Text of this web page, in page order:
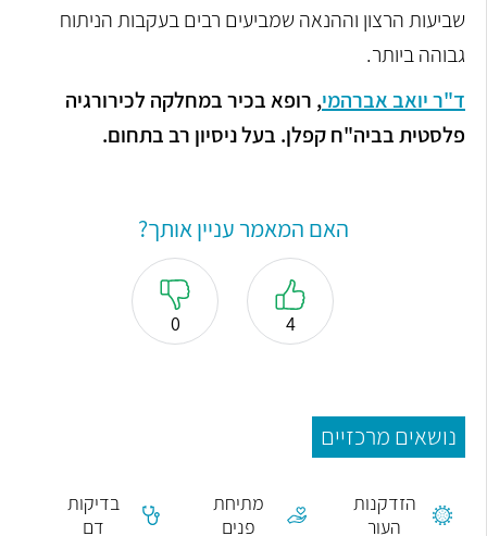
שביעות הרצון וההנאה שמביעים רבים בעקבות הניתוח
גבוהה ביותר.
ד"ר יואב אברהמי, רופא בכיר במחלקה לכירורגיה
פלסטית בביה"ח קפלן. בעל ניסיון רב בתחום.
האם המאמר עניין אותך?
4
0
נושאים מרכזיים
הזדקנות
העור
מתיחת
פנים
בדיקות
דם